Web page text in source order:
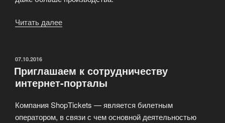
Читать далее
ОПУБЛИКОВАНО
07.10.2016
Приглашаем к сотрудничеству
интернет-порталы
Компания ShopTickets — является билетным
оператором, в связи с чем основной деятельностью